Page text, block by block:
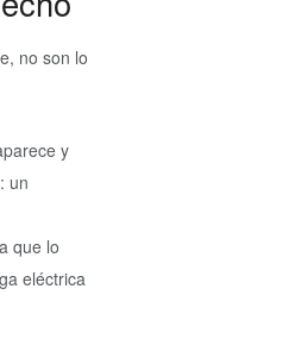
no son lo
y
un
que lo
eléctrica